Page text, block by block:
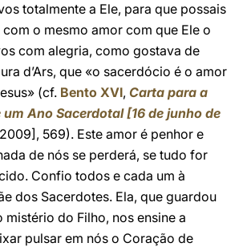
totalmente a Ele, para que possais
o mesmo amor com que Ele o
com alegria, como gostava de
d’Ars, que «o sacerdócio é o amor
(cf. Bento XVI, Carta para a
Ano Sacerdotal [16 de junho de
569). Este amor é penhor e
de nós se perderá, se tudo for
Confio todos e cada um à
dos Sacerdotes. Ela, que guardou
mistério do Filho, nos ensine a
pulsar em nós o Coração de